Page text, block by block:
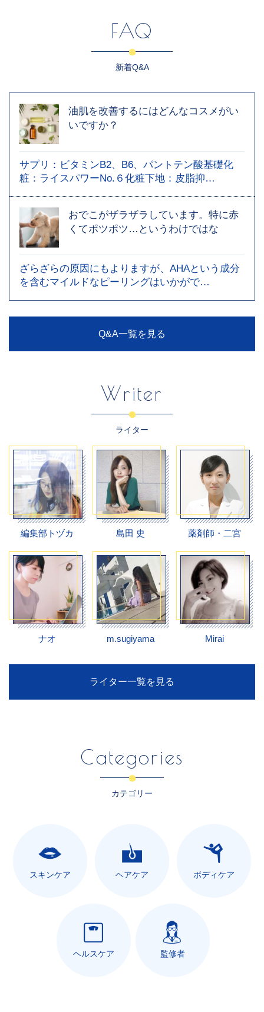
FAQ
新着Q&A
油肌を改善するにはどんなコスメがい
いですか？
サプリ：ビタミンB2、B6、パントテン酸基礎化
粧：ライスパワーNo.６化粧下地：皮脂抑…
おでこがザラザラしています。特に赤
くてポツポツ…というわけではな
ざらざらの原因にもよりますが、AHAという成分
を含むマイルドなピーリングはいかがで…
Q&A一覧を見る
Writer
ライター
編集部トヅカ 島田 史 薬剤師・二宮
ナオ m.sugiyama Mirai
ライター一覧を見る
Categories
カテゴリー
スキンケア ヘアケア ボディケア
ヘルスケア 監修者